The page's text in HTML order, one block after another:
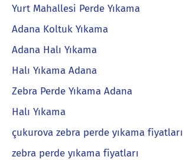
Yurt Mahallesi Perde Yıkama
Adana Koltuk Yıkama
Adana Halı Yıkama
Halı Yıkama Adana
Zebra Perde Yıkama Adana
Halı Yıkama
çukurova zebra perde yıkama fiyatları
zebra perde yıkama fiyatları